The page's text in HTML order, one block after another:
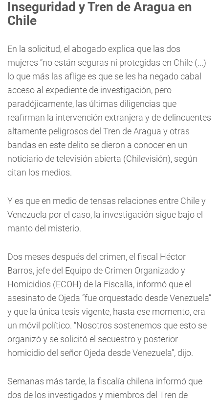
Inseguridad y Tren de Aragua en
Chile
En la solicitud, el abogado explica que las dos
mujeres “no están seguras ni protegidas en Chile (...)
lo que más las aflige es que se les ha negado cabal
acceso al expediente de investigación, pero
paradójicamente, las últimas diligencias que
reafirman la intervención extranjera y de delincuentes
altamente peligrosos del Tren de Aragua y otras
bandas en este delito se dieron a conocer en un
noticiario de televisión abierta (Chilevisión), según
citan los medios.
Y es que en medio de tensas relaciones entre Chile y
Venezuela por el caso, la investigación sigue bajo el
manto del misterio.
Dos meses después del crimen, el fiscal Héctor
Barros, jefe del Equipo de Crimen Organizado y
Homicidios (ECOH) de la Fiscalía, informó que el
asesinato de Ojeda “fue orquestado desde Venezuela”
y que la única tesis vigente, hasta ese momento, era
un móvil político. “Nosotros sostenemos que esto se
organizó y se solicitó el secuestro y posterior
homicidio del señor Ojeda desde Venezuela”, dijo.
Semanas más tarde, la fiscalía chilena informó que
dos de los investigados y miembros del Tren de